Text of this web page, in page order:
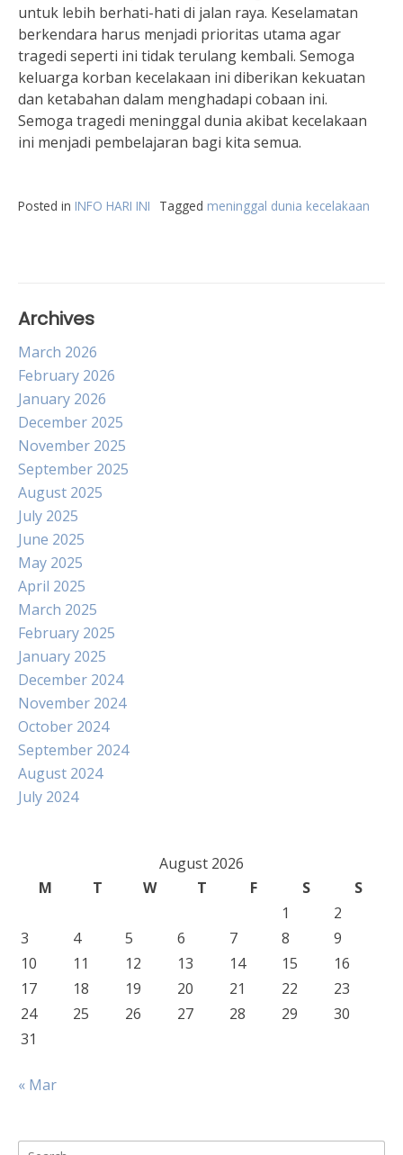
untuk lebih berhati-hati di jalan raya. Keselamatan
berkendara harus menjadi prioritas utama agar
tragedi seperti ini tidak terulang kembali. Semoga
keluarga korban kecelakaan ini diberikan kekuatan
dan ketabahan dalam menghadapi cobaan ini.
Semoga tragedi meninggal dunia akibat kecelakaan
ini menjadi pembelajaran bagi kita semua.
Posted in INFO HARI INI Tagged meninggal dunia kecelakaan
Archives
March 2026
February 2026
January 2026
December 2025
November 2025
September 2025
August 2025
July 2025
June 2025
May 2025
April 2025
March 2025
February 2025
January 2025
December 2024
November 2024
October 2024
September 2024
August 2024
July 2024
August 2026
M
T W T F S
S
1
2
3
4 5 6 7 8
9
10
11 12 13 14 15
16
17
18 19 20 21 22
23
24
25 26 27 28 29
30
31
« Mar
Search